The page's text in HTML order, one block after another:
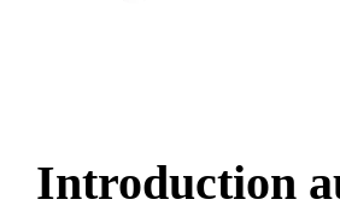
Introduction